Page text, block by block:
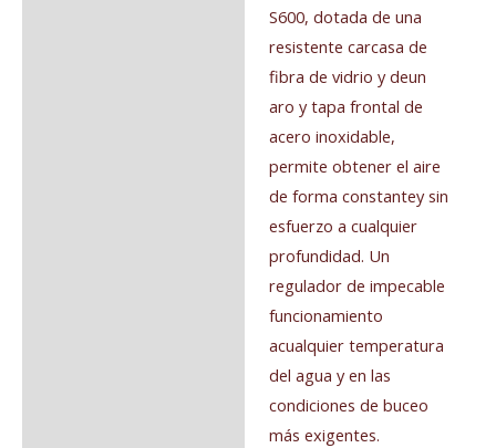
S600, dotada de una
resistente carcasa de
fibra de vidrio y deun
aro y tapa frontal de
acero inoxidable,
permite obtener el aire
de forma constantey sin
esfuerzo a cualquier
profundidad. Un
regulador de impecable
funcionamiento
acualquier temperatura
del agua y en las
condiciones de buceo
más exigentes.